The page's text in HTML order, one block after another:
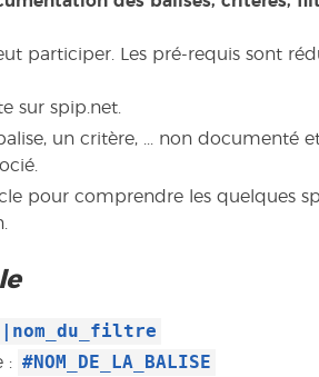
participer. Les pré-requis sont
sur spip.net.
un critère, ... non documenté
pour comprendre les quelques
|nom_du_filtre
: #NOM_DE_LA_BALISE